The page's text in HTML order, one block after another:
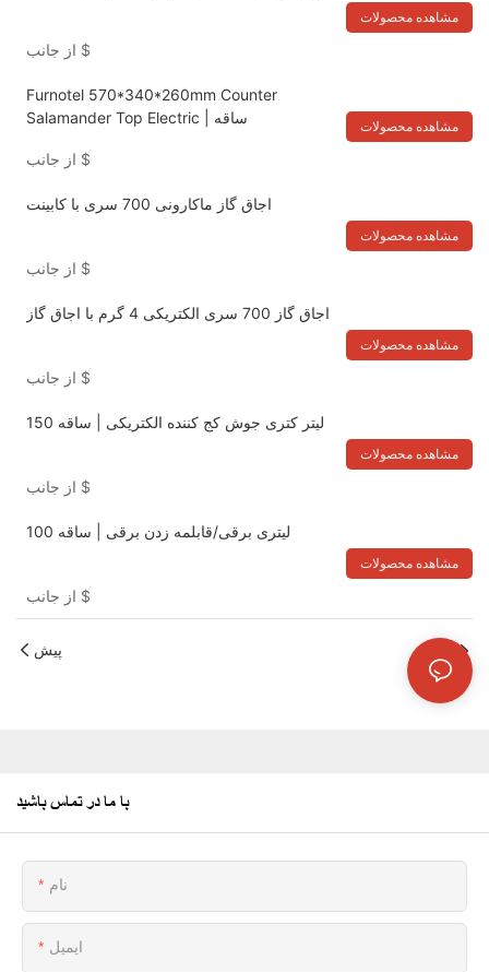
$
مشاهده محصولات
Furnotel 570*340*260mm Counter
Salamander Top Electric | ساقه
$
مشاهده محصولات
اجاق گاز ماکارونی 700 سری با کابینت
$
مشاهده محصولات
اجاق گاز 700 سری الکتریکی 4 گرم با اجاق گاز
$
مشاهده محصولات
150 لیتر کتری جوش کج کننده الکتریکی | ساقه
$
مشاهده محصولات
100 لیتری برقی/قابلمه زدن برقی | ساقه
$
مشاهده محصولات
پیش
با ما در تماس باشید
نام
ایمیل